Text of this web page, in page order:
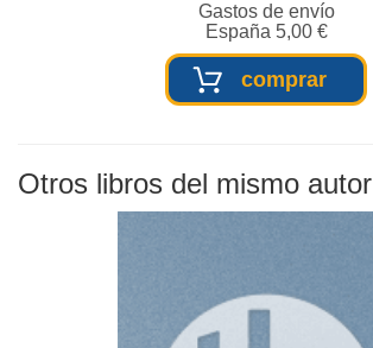
Gastos de envío
España 5,00 €
comprar
Otros libros del mismo autor